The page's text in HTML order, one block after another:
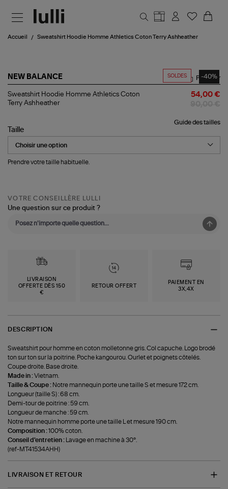
Accueil Sweatshirt Hoodie Homme Athletics Coton Terry Ashheather
SOLDES -40%
NEW BALANCE
Sweatshirt
Hoodie
Homme
Coton
Terry
Ashheather
Partager
Sweatshirt Hoodie Homme Athletics Coton
Terry Ashheather
54,00 €
Guide des tailles
Taille
Prendre votre taille habituelle.
VOTRE CONSEILLÈRE LULLI
Une question sur ce produit ?
LIVRAISON
OFFERTE DÈS 150
€
RETOUR OFFERT
PAIEMENT EN
3X,4X
DESCRIPTION
Sweatshirt pour homme en coton molletonne gris. Col capuche. Logo brodé
ton sur ton sur la poitrine. Poche kangourou. Ourlet et poignets côtelés.
Coupe droite. Base droite.
Made in :Vietnam.
Taille & Coupe : Notre mannequin porte une taille S et mesure 172 cm.
Longueur (taille S) : 68 cm.
Demi-tour de poitrine : 59 cm.
Longueur de manche : 59 cm.
Notre mannequin homme porte une taille L et mesure 190 cm.
Composition :100% coton.
Conseil d'entretien :
Lavage en machine à 30°.
(ref-MT41534AHH)
LIVRAISON ET RETOUR